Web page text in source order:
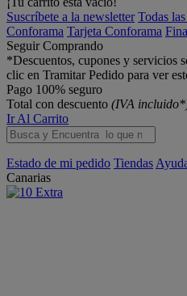
Suscríbete a la newsletter Todas
Conforama Tarjeta Conforama
Seguir Comprando
*Descuentos, cupones y servicios
clic en Tramitar Pedido para ver
Pago 100% seguro
Total con descuento (IVA
Ir Al Carrito
Estado de mi pedido Tiendas
Canarias